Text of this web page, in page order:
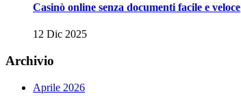
Casinò online senza documenti facile e veloce
12 Dic 2025
Archivio
Aprile 2026